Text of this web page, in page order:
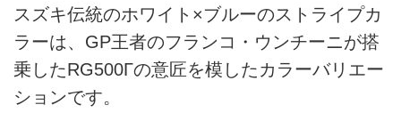
スズキ伝統のホワイト×ブルーのストライプカ
ラーは、GP王者のフランコ・ウンチーニが搭
乗したRG500Γの意匠を模したカラーバリエー
ションです。